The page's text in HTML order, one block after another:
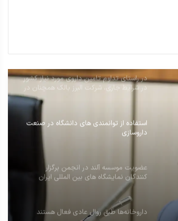
در راستای تداوم تامین داروی مورد نیاز کشور
در شرایط جاری، شرکت البرز بالک همچنان در
استفاده از توانمندی های دانشگاه در صنعت
داروسازی
عضویت موسسه آلند در انجمن برگزار
کنندگان نمایشگاه های بین المللی ایران
داروخانه‌ها طبق روال عادی فعال هستند